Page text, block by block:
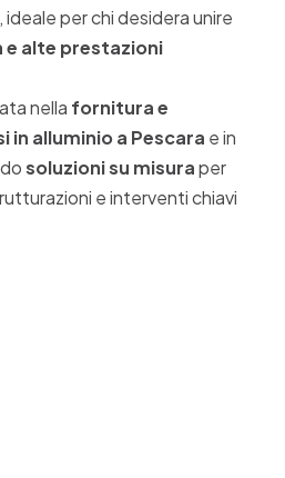
per chi desidera unire
alte prestazioni
nella fornitura e
in alluminio a Pescara e in
soluzioni su misuraper
e interventi chiavi